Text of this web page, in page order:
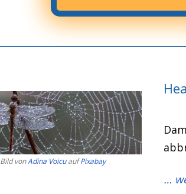
Bild vonAdina VoicuaufPixabay
…